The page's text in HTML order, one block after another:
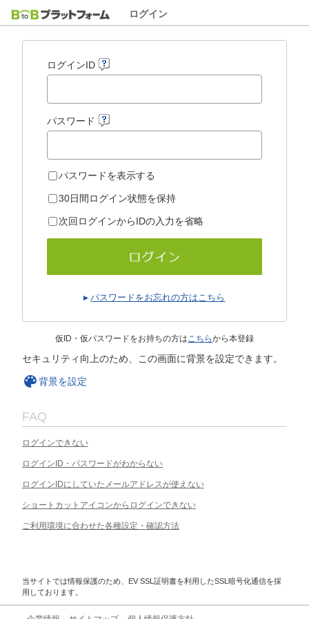
ログイン
ログインID
パスワード
パスワードを表示する
30日間ログイン状態を保持
次回ログインからIDの入力を省略
パスワードをお忘れの方はこちら
仮ID・仮パスワードをお持ちの方はこちらから本登録
セキュリティ向上のため、この画面に背景を設定できます。
背景を設定
FAQ
ログインできない
ログインID・パスワードがわからない
ログインIDにしていたメールアドレスが使えない
ショートカットアイコンからログインできない
ご利用環境に合わせた各種設定・確認方法
当サイトでは情報保護のため、EV SSL証明書を利用したSSL暗号化通信を採
用しております。